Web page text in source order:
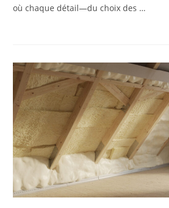
où chaque détail—du choix des …